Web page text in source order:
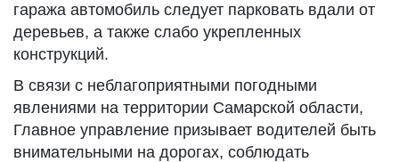
гаража автомобиль следует парковать вдали от
деревьев, а также слабо укрепленных
конструкций.
В связи с неблагоприятными погодными
явлениями на территории Самарской области,
Главное управление призывает водителей быть
внимательными на дорогах, соблюдать